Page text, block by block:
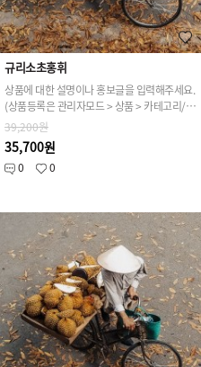
규리소초홍휘
상품에 대한 설명이나 홍보글을 입력해주세요.
(상품등록은 관리자모드 > 상품 > 카테고리/상품관리 > 상품등록 가능)
39,200원
35,700원
0 0